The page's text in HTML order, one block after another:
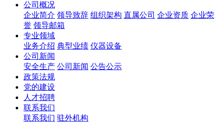
公司概况
企业简介 领导致辞 组织架构 直属公司 企业资质 企业荣
誉 领导邮箱
专业领域
业务介绍 典型业绩 仪器设备
公司新闻
安全生产 公司新闻 公告公示
政策法规
党的建设
人才招聘
联系我们
联系我们 驻外机构